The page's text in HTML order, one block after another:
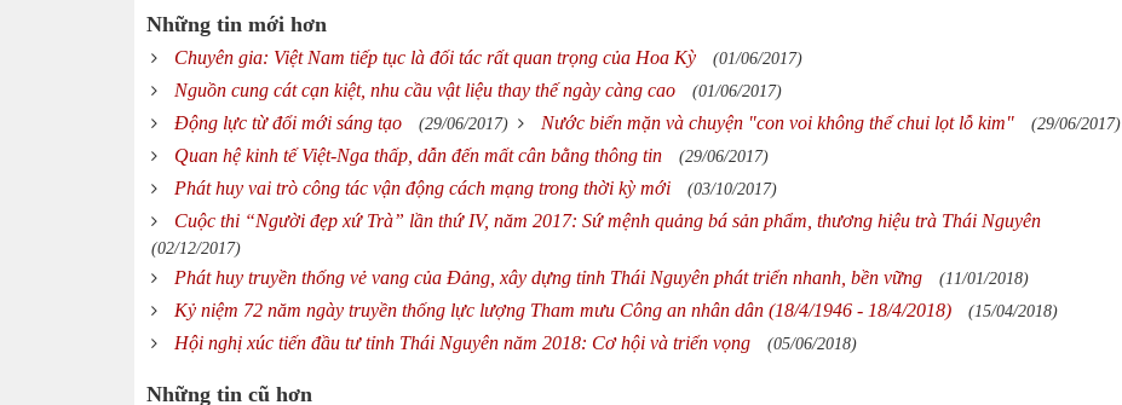
Những tin mới hơn
Chuyên gia: Việt Nam tiếp tục là đối tác rất quan trọng của Hoa Kỳ (01/06/2017)
Nguồn cung cát cạn kiệt, nhu cầu vật liệu thay thế ngày càng cao (01/06/2017)
Động lực từ đổi mới sáng tạo (29/06/2017) Nước biển mặn và chuyện "con voi không thể chui lọt lỗ kim" (29/06/2017)
Quan hệ kinh tế Việt-Nga thấp, dẫn đến mất cân bằng thông tin (29/06/2017)
Phát huy vai trò công tác vận động cách mạng trong thời kỳ mới (03/10/2017)
Cuộc thi “Người đẹp xứ Trà” lần thứ IV, năm 2017: Sứ mệnh quảng bá sản phẩm, thương hiệu trà Thái Nguyên
(02/12/2017)
Phát huy truyền thống vẻ vang của Đảng, xây dựng tỉnh Thái Nguyên phát triển nhanh, bền vững (11/01/2018)
Kỷ niệm 72 năm ngày truyền thống lực lượng Tham mưu Công an nhân dân (18/4/1946 - 18/4/2018) (15/04/2018)
Hội nghị xúc tiến đầu tư tỉnh Thái Nguyên năm 2018: Cơ hội và triển vọng (05/06/2018)
Những tin cũ hơn